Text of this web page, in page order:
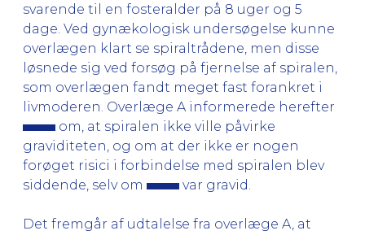
svarende til en fosteralder på 8 uger og 5
dage. Ved gynækologisk undersøgelse kunne
overlægen klart se spiraltrådene, men disse
løsnede sig ved forsøg på fjernelse af spiralen,
som overlægen fandt meget fast forankret i
livmoderen. Overlæge A informerede herefter
om, at spiralen ikke ville påvirke
graviditeten, og om at der ikke er nogen
forøget risici i forbindelse med spiralen blev
siddende, selv om
var gravid.
Det fremgår af udtalelse fra overlæge A, at